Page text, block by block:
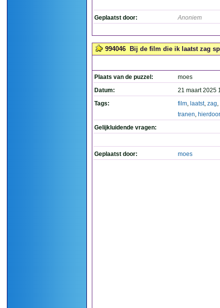
Geplaatst door: Anoniem
994046 Bij de film die ik laatst zag
Plaats van de puzzel:
moes
Datum:
21 maart 2025
Tags:
film, laatst, zag,
tranen, hierdoor
Gelijkluidende vragen:
Geplaatst door: moes